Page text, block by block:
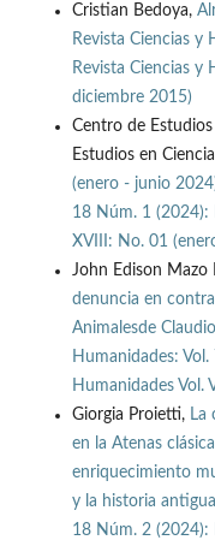
Cristian Bedoya,
Revista Ciencias y
Revista Ciencias y
diciembre 2015)
Centro de
Estudios en
(enero - junio
18 Núm. 1 (2024):
XVIII: No. 01
John Edison Mazo
denuncia en
Animalesde
Humanidades:
Humanidades Vol.
Giorgia Proietti, La
en la Atenas
enriquecimiento
y la historia antigua
18 Núm. 2 (2024):